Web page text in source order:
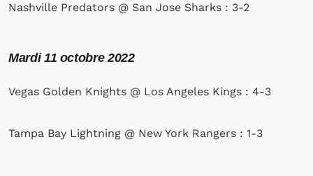
Nashville Predators @ San Jose Sharks : 3-2
Mardi11 octobre 2022
Vegas Golden Knights @ Los Angeles Kings : 4-3
Tampa Bay Lightning @ New York Rangers : 1-3